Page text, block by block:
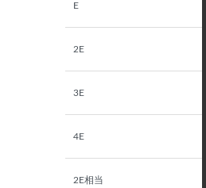
E
2E
3E
4E
2E相当